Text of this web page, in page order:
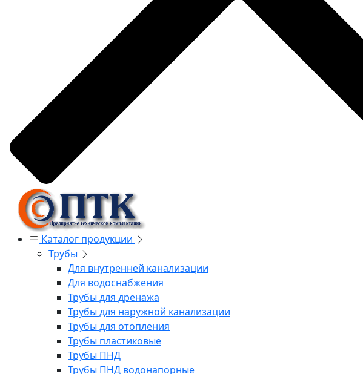
Каталог продукции
Трубы
Для внутренней канализации
Для водоснабжения
Трубы для дренажа
Трубы для наружной канализации
Трубы для отопления
Трубы пластиковые
Трубы ПНД
Трубы ПНД водонапорные